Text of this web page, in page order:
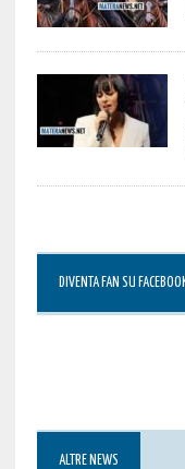
DIVENTA FAN SU
ALTRE NEWS